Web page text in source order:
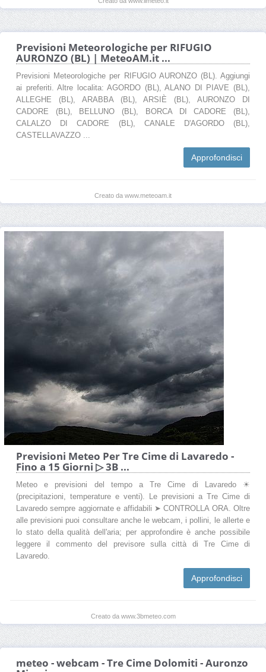
Previsioni Meteorologiche per RIFUGIO
AURONZO (BL) | MeteoAM.it ...
Previsioni Meteorologiche per RIFUGIO AURONZO (BL). Aggiungi
ai preferiti. Altre localita: AGORDO (BL), ALANO DI PIAVE (BL),
ALLEGHE (BL), ARABBA (BL), ARSIÈ (BL), AURONZO DI
CADORE (BL), BELLUNO (BL), BORCA DI CADORE (BL),
CALALZO DI CADORE (BL), CANALE D'AGORDO (BL),
CASTELLAVAZZO ...
Approfondisci
Creato da www.meteoam.it
Previsioni Meteo Per Tre Cime di Lavaredo -
Fino a 15 Giorni ▷ 3B ...
Meteo e previsioni del tempo a Tre Cime di Lavaredo ☀
(precipitazioni, temperature e venti). Le previsioni a Tre Cime di
Lavaredo sempre aggiornate e affidabili ➤ CONTROLLA ORA. Oltre
alle previsioni puoi consultare anche le webcam, i pollini, le allerte e
lo stato della qualità dell'aria; per approfondire è anche possibile
leggere il commento del previsore sulla città di Tre Cime di
Lavaredo.
Approfondisci
Creato da www.3bmeteo.com
meteo - webcam - Tre Cime Dolomiti - Auronzo